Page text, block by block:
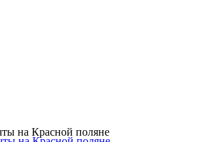
на Красной поляне